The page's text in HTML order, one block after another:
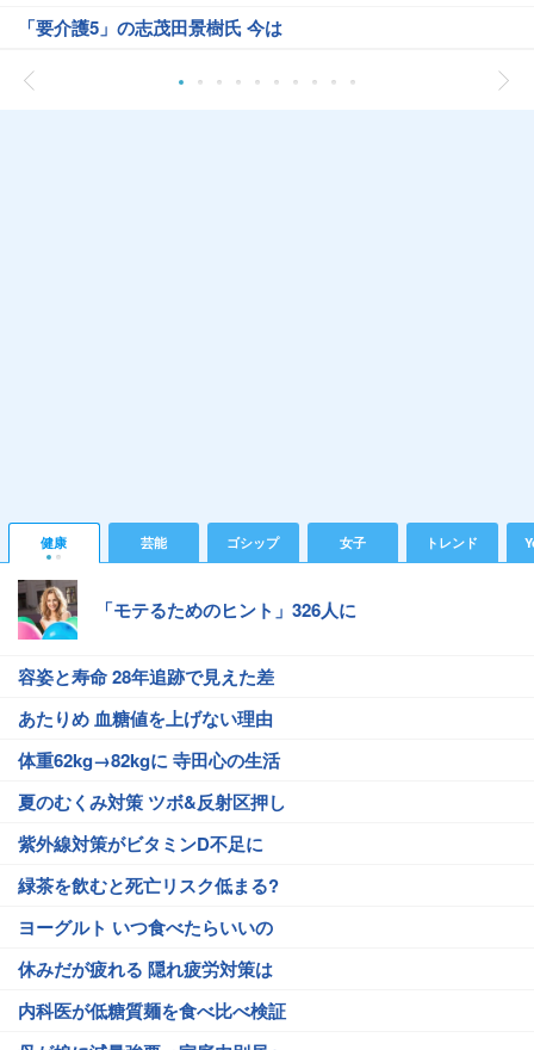
「要介護5」の志茂田景樹氏 今は
健康 芸能 ゴシップ 女子 トレンド
「モテるためのヒント」326人に
容姿と寿命 28年追跡で見えた差
あたりめ 血糖値を上げない理由
体重62kg→82kgに 寺田心の生活
夏のむくみ対策 ツボ&反射区押し
紫外線対策がビタミンD不足に
緑茶を飲むと死亡リスク低まる?
ヨーグルト いつ食べたらいいの
休みだが疲れる 隠れ疲労対策は
内科医が低糖質麺を食べ比べ検証